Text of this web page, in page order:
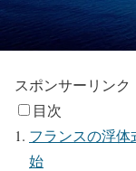
スポンサーリンク
目次
フランスの浮
始